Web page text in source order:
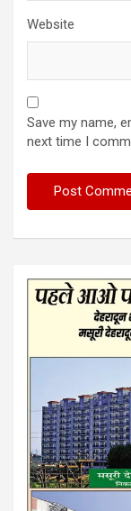
Website
Save my name,
next time I